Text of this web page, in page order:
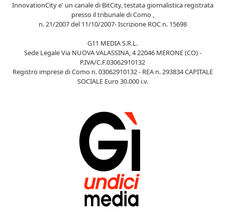
InnovationCity e' un canale di BitCity, testata giornalistica registrata
presso il tribunale di Como ,
n. 21/2007 del 11/10/2007- Iscrizione ROC n. 15698
G11 MEDIA S.R.L.
Sede Legale Via NUOVA VALASSINA, 4 22046 MERONE (CO) -
P.IVA/C.F.03062910132
Registro imprese di Como n. 03062910132 - REA n. 293834 CAPITALE
SOCIALE Euro 30.000 i.v.